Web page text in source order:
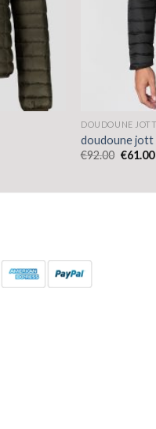
DOUDOUNE
doudoune jott
€92.00 €61.00